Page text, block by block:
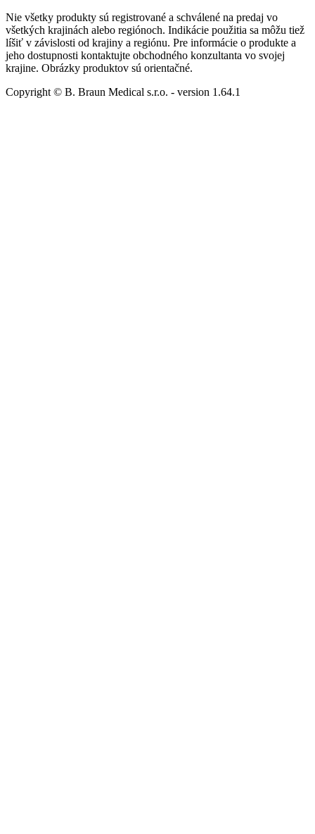
Nie všetky produkty sú registrované a schválené na predaj vo
všetkých krajinách alebo regiónoch. Indikácie použitia sa môžu tiež
líšiť v závislosti od krajiny a regiónu. Pre informácie o produkte a
jeho dostupnosti kontaktujte obchodného konzultanta vo svojej
krajine. Obrázky produktov sú orientačné.
Copyright © B. Braun Medical s.r.o. - version 1.64.1